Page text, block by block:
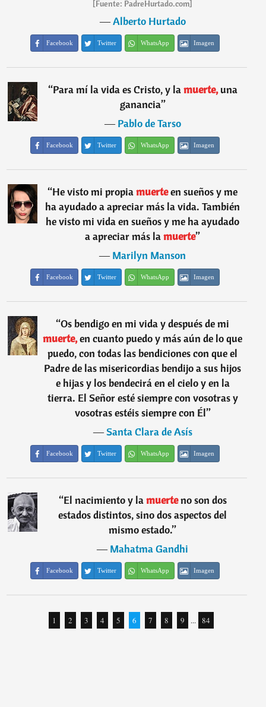
[Fuente: PadreHurtado.com]
―Alberto Hurtado
Facebook Twitter WhatsApp Imagen
“Para mí la vida es Cristo, y lamuerte,una
ganancia”
―Pablo de Tarso
Facebook Twitter WhatsApp Imagen
“He visto mi propiamuerteen sueños y me
ha ayudado a apreciar más la vida. También
he visto mi vida en sueños y me ha ayudado
a apreciar más lamuerte”
―Marilyn Manson
Facebook Twitter WhatsApp Imagen
“Os bendigo en mi vida y después de mi
muerte,en cuanto puedo y más aún de lo que
puedo, con todas las bendiciones con que el
Padre de las misericordias bendijo a sus hijos
e hijas y los bendecirá en el cielo y en la
tierra. El Señor esté siempre con vosotras y
vosotras estéis siempre con Él”
―Santa Clara de Asís
Facebook Twitter WhatsApp Imagen
“El nacimiento y lamuerteno son dos
estados distintos, sino dos aspectos del
mismo estado.”
―Mahatma Gandhi
Facebook Twitter WhatsApp Imagen
1 2 3 4 5 6 7 8 9 ... 84